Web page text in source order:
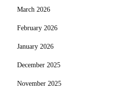
March 2026
February 2026
January 2026
December 2025
November 2025